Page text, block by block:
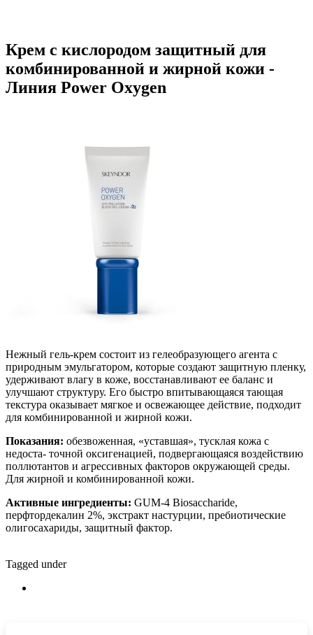
Крем с кислородом защитный для
комбинированной и жирной кожи -
Линия Power Oxygen
Нежный гель-крем состоит из гелеобразующего агента с
природным эмульгатором, которые создают защитную пленку,
удерживают влагу в коже, восстанавливают ее баланс и
улучшают структуру. Его быстро впитывающаяся тающая
текстура оказывает мягкое и освежающее действие, подходит
для комбинированной и жирной кожи.
Показания: обезвоженная, «уставшая», тусклая кожа с
недоста- точной оксигенацией, подвергающаяся воздействию
поллютантов и агрессивных факторов окружающей среды.
Для жирной и комбинированной кожи.
Активные ингредиенты: GUM-4 Biosaccharide,
перфтордекалин 2%, экстракт настурции, пребиотические
олигосахариды, защитный фактор.
Tagged under